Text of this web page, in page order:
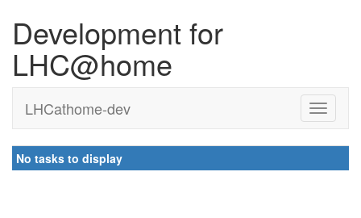
Development for
LHC@home
LHCathome-dev
No tasks to display